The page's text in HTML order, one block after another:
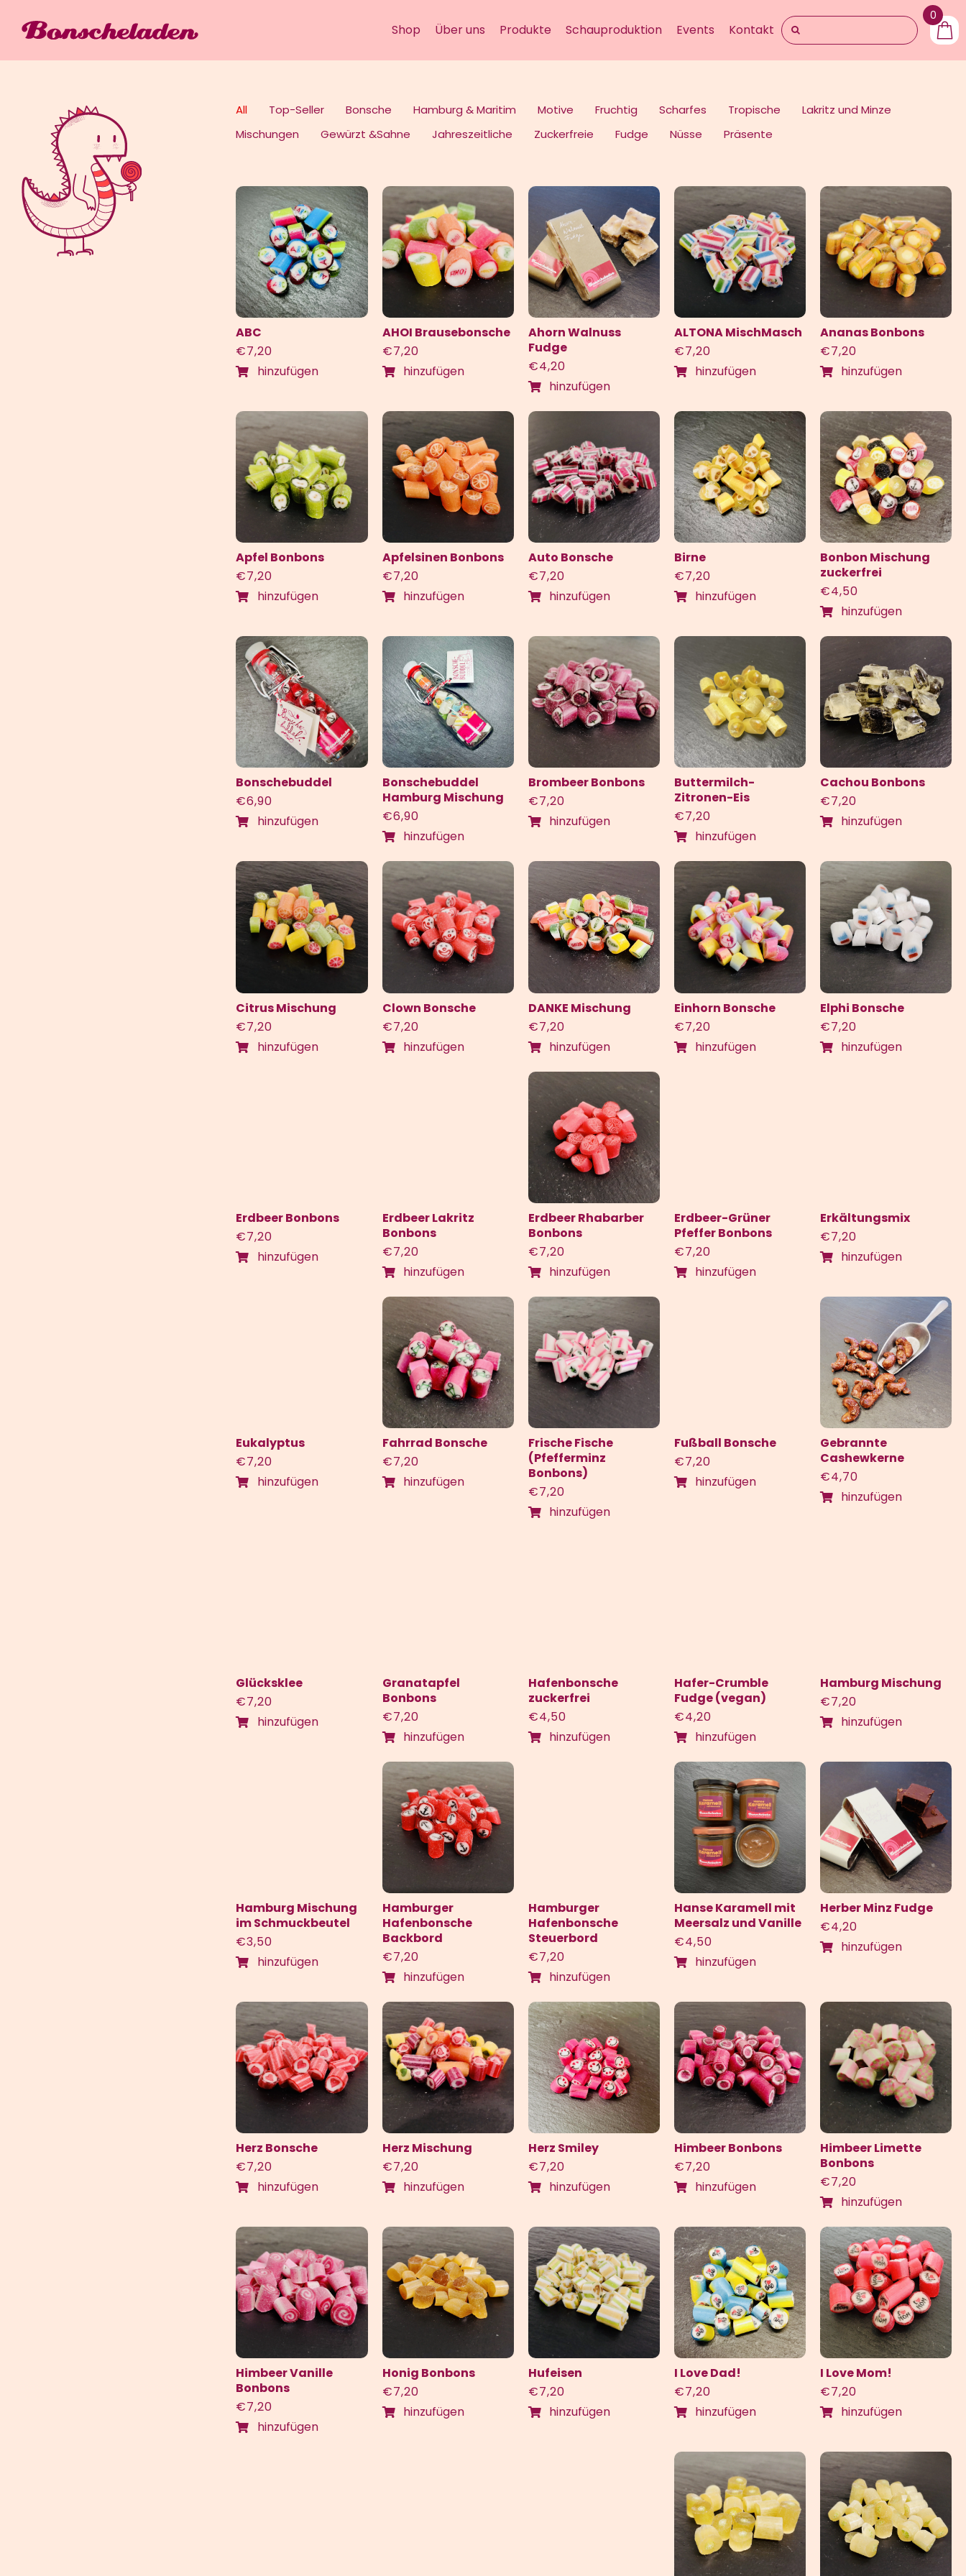
0
Inhalt
Shop Über uns Produkte Schauproduktion Events Kontakt Suche
nach:
All Top-Seller Bonsche Hamburg & Maritim Motive Fruchtig Scharfes Tropische
Lakritz und Minze
Mischungen
Gewürzt &Sahne Jahreszeitliche Zuckerfreie Fudge Nüsse Präsente
ABC
€7,20
hinzufügen
AHOI Brausebonsche
€7,20
hinzufügen
Ahorn Walnuss
Fudge
€4,20
hinzufügen
ALTONA MischMasch
€7,20
hinzufügen
Ananas Bonbons
€7,20
hinzufügen
Apfel Bonbons
€7,20
hinzufügen
Apfelsinen Bonbons
€7,20
hinzufügen
Auto Bonsche
€7,20
hinzufügen
Birne
€7,20
hinzufügen
Bonbon Mischung
zuckerfrei
€4,50
hinzufügen
Bonschebuddel
€6,90
hinzufügen
Bonschebuddel
Hamburg Mischung
€6,90
hinzufügen
Brombeer Bonbons
€7,20
hinzufügen
Buttermilch-
Zitronen-Eis
€7,20
hinzufügen
Cachou Bonbons
€7,20
hinzufügen
Citrus Mischung
€7,20
hinzufügen
Clown Bonsche
€7,20
hinzufügen
DANKE Mischung
€7,20
hinzufügen
Einhorn Bonsche
€7,20
hinzufügen
Elphi Bonsche
€7,20
hinzufügen
Erdbeer Bonbons
€7,20
hinzufügen
Erdbeer Lakritz
Bonbons
€7,20
hinzufügen
Erdbeer Rhabarber
Bonbons
€7,20
hinzufügen
Erdbeer-Grüner
Pfeffer Bonbons
€7,20
hinzufügen
Erkältungsmix
€7,20
hinzufügen
Eukalyptus
€7,20
hinzufügen
Fahrrad Bonsche
€7,20
hinzufügen
Frische Fische
(Pfefferminz
Bonbons)
€7,20
hinzufügen
Fußball Bonsche
€7,20
hinzufügen
Gebrannte
Cashewkerne
€4,70
hinzufügen
Glücksklee
€7,20
hinzufügen
Granatapfel
Bonbons
€7,20
hinzufügen
Hafenbonsche
zuckerfrei
€4,50
hinzufügen
Hafer-Crumble
Fudge (vegan)
€4,20
hinzufügen
Hamburg Mischung
€7,20
hinzufügen
Hamburg Mischung
im Schmuckbeutel
€3,50
hinzufügen
Hamburger
Hafenbonsche
Backbord
€7,20
hinzufügen
Hamburger
Hafenbonsche
Steuerbord
€7,20
hinzufügen
Hanse Karamell mit
Meersalz und Vanille
€4,50
hinzufügen
Herber Minz Fudge
€4,20
hinzufügen
Herz Bonsche
€7,20
hinzufügen
Herz Mischung
€7,20
hinzufügen
Herz Smiley
€7,20
hinzufügen
Himbeer Bonbons
€7,20
hinzufügen
Himbeer Limette
Bonbons
€7,20
hinzufügen
Himbeer Vanille
Bonbons
€7,20
hinzufügen
Honig Bonbons
€7,20
hinzufügen
Hufeisen
€7,20
hinzufügen
I Love Dad!
€7,20
hinzufügen
I Love Mom!
€7,20
hinzufügen